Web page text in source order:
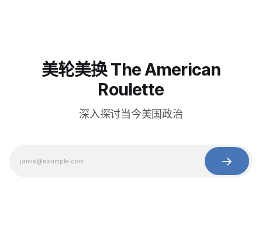
美轮美换 The American
Roulette
深入探讨当今美国政治